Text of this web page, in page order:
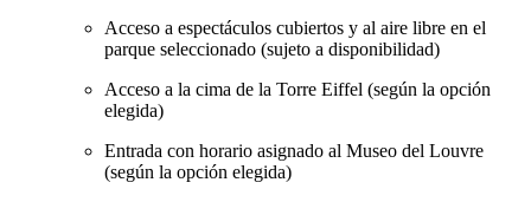
Acceso a espectáculos cubiertos y al aire libre en el
parque seleccionado (sujeto a disponibilidad)
Acceso a la cima de la Torre Eiffel (según la opción
elegida)
Entrada con horario asignado al Museo del Louvre
(según la opción elegida)